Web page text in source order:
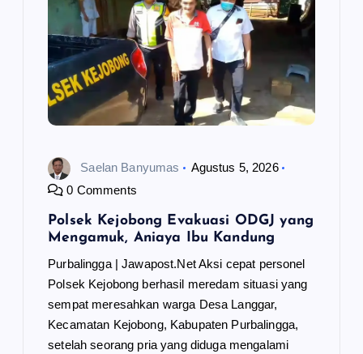
Saelan Banyumas
Agustus 5, 2026
0 Comments
Polsek Kejobong Evakuasi ODGJ yang
Mengamuk, Aniaya Ibu Kandung
Purbalingga | Jawapost.Net Aksi cepat personel
Polsek Kejobong berhasil meredam situasi yang
sempat meresahkan warga Desa Langgar,
Kecamatan Kejobong, Kabupaten Purbalingga,
setelah seorang pria yang diduga mengalami